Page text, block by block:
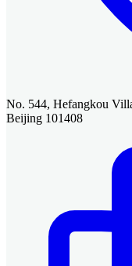
No. 544, Hefangkou
Beijing 101408